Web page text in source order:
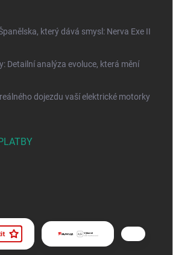
který dává smysl: Nerva Exe II
Detailní analýza evoluce, která mění
dojezdu vaší elektrické motorky